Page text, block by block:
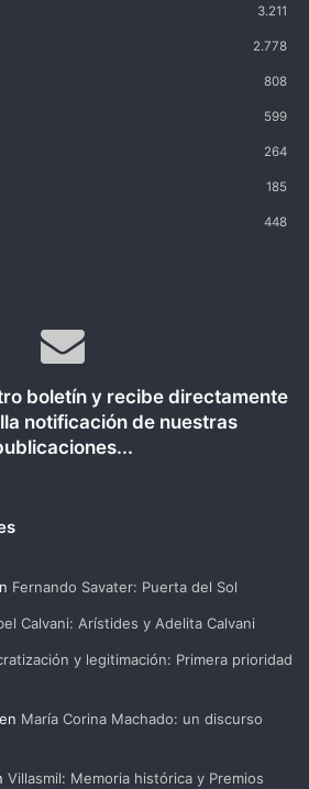
3.211
2.778
808
599
264
185
448
boletín y recibe directamente
notificación de nuestras
Fernando Savater: Puerta del Sol
Calvani: Arístides y Adelita Calvani
y legitimación: Primera prioridad
en María Corina Machado: un discurso
Villasmil: Memoria histórica y Premios